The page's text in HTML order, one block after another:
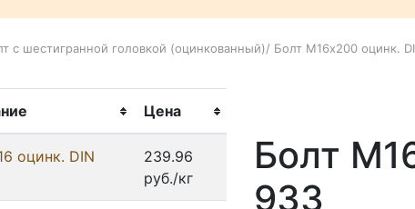
с шестигранной головкой (оцинкованный)/ Болт М16х200 оцинк.
Цена
оцинк. DIN
239.96
руб./кг
Болт
933